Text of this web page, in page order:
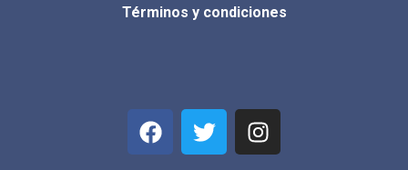
Términos y condiciones